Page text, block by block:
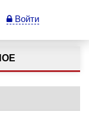
Войти